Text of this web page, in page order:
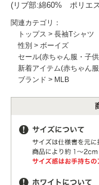
(リブ部:綿60% ポリエ
関連カテゴリ：
トップス > 長袖Tシャツ
性別 > ボーイズ
セール(赤ちゃん服・子
新着アイテム(赤ちゃん
ブランド > MLB